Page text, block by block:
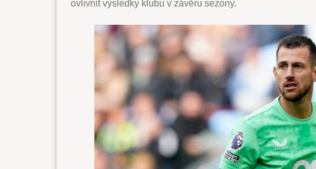
ovlivnit výsledky klubu v závěru sezóny.